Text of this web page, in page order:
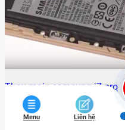
Thay main samsung j7 pro
Được xếp hạng
55 sao
1.000.000
Menu Liên hệ